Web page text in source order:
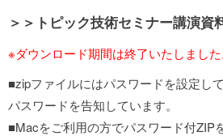
＞＞トピック技術セミナー講演資
※ダウンロード期間は終了いたしました
■zipファイルにはパスワードを設定し
パスワードを告知しています。
■Macをご利用の方でパスワード付ZIP